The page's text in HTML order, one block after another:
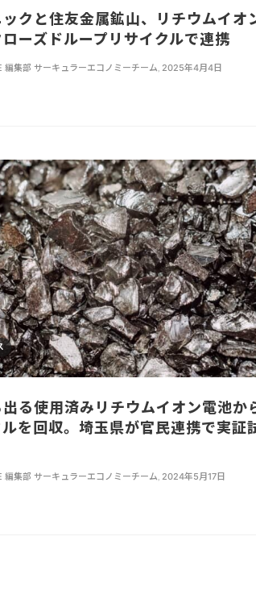
クと住友金属鉱山、リチウムイオ
ーズドループリサイクルで連携
編集部 サーキュラーエコノミーチーム, 2025年4月4日
る使用済みリチウムイオン電池か
ルを回収。埼玉県が官民連携で実証
編集部 サーキュラーエコノミーチーム 2024年5月17日